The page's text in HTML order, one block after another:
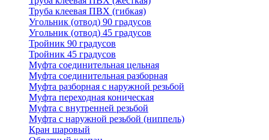
Труба клеевая ПВХ (гибкая)
Угольник (отвод) 90 градусов
Угольник (отвод) 45 градусов
Тройник 90 градусов
Тройник 45 градусов
Муфта соединительная цельная
Муфта соединительная разборная
Муфта разборная с наружной резьбой
Муфта переходная коническая
Муфта с внутренней резьбой
Муфта с наружной резьбой (ниппель)
Кран шаровый